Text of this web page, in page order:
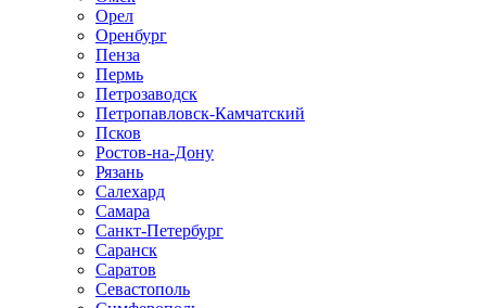
Орел
Оренбург
Пенза
Пермь
Петрозаводск
Петропавловск-Камчатский
Псков
Ростов-на-Дону
Рязань
Салехард
Самара
Санкт-Петербург
Саранск
Саратов
Севастополь